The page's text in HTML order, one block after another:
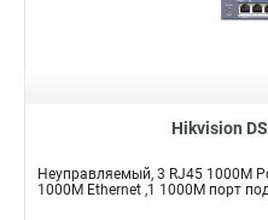
Hikvision
Неуправляемый, 3 RJ45 1000M
1000M Ethernet ,1 1000M порт